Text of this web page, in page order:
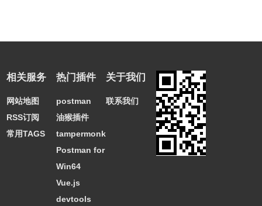
相关服务
网站地图
RSS订阅
常用TAGS
热门插件
postman
油猴插件
tampermonkey
Postman for
Win64
Vue.js
devtools
关于我们
联系我们